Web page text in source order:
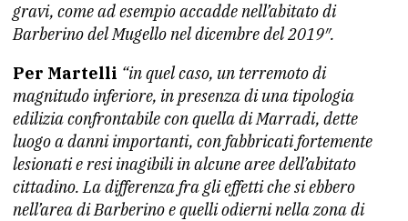
gravi, come ad esempio accadde nell’abitato di
Barberino del Mugello nel dicembre del 2019″.
Per Martelli “in quel caso, un terremoto di
magnitudo inferiore, in presenza di una tipologia
edilizia confrontabile con quella di Marradi, dette
luogo a danni importanti, con fabbricati fortemente
lesionati e resi inagibili in alcune aree dell’abitato
cittadino. La differenza fra gli effetti che si ebbero
nell’area di Barberino e quelli odierni nella zona di